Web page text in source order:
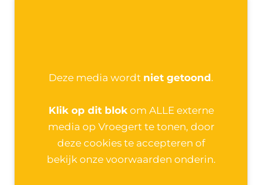
Deze media wordt niet getoond.
Klik op dit blokom ALLE externe
media op Vroegert te tonen, door
deze cookies te accepteren of
bekijk onze voorwaarden onderin.